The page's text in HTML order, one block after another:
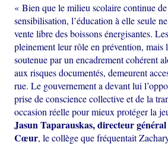
« Bien que le milieu scolaire continue
sensibilisation, l’éducation à elle seule
vente libre des boissons énergisantes.
pleinement leur rôle en prévention, mais
soutenue par un encadrement cohérent
aux risques documentés, demeurent
rue. Le gouvernement a devant lui
prise de conscience collective et de la
occasion réelle pour mieux protéger la
Jasun Taparauskas, directeur
Cœur, le collège que fréquentait